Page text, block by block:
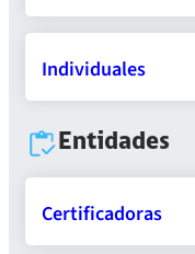
Individuales
Entidades
Certificadoras